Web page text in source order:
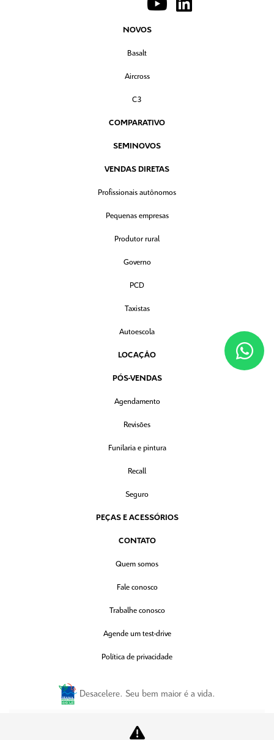
NOVOS
Basalt
Aircross
C3
COMPARATIVO
SEMINOVOS
VENDAS DIRETAS
Profissionais autônomos
Pequenas empresas
Produtor rural
Governo
PCD
Taxistas
Autoescola
LOCAÇÃO
PÓS-VENDAS
Agendamento
Revisões
Funilaria e pintura
Recall
Seguro
PEÇAS E ACESSÓRIOS
CONTATO
Quem somos
Fale conosco
Trabalhe conosco
Agende um test-drive
Política de privacidade
Desacelere. Seu bem maior é a vida.